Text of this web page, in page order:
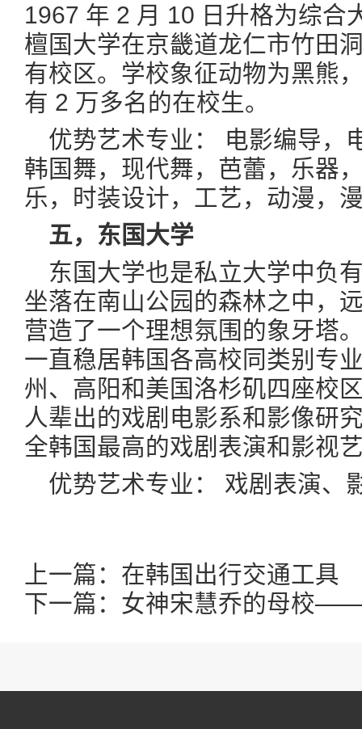
1967 年 2 月 10 日升格为综合
檀国大学在京畿道龙仁市竹田
有校区。学校象征动物为黑熊
有 2 万多名的在校生。
优势艺术专业： 电影编导，
韩国舞，现代舞，芭蕾，乐器
乐，时装设计，工艺，动漫，
五，东国大学
东国大学也是私立大学中负
坐落在南山公园的森林之中，
营造了一个理想氛围的象牙塔
一直稳居韩国各高校同类别专
州、高阳和美国洛杉矶四座校
人辈出的戏剧电影系和影像研
全韩国最高的戏剧表演和影视
优势艺术专业： 戏剧表演、
上一篇： 在韩国出行交通工具
下一篇： 女神宋慧乔的母校